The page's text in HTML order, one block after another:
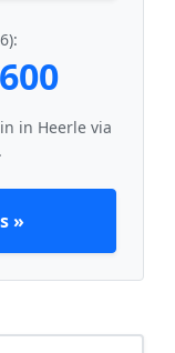
in Heerle via
»